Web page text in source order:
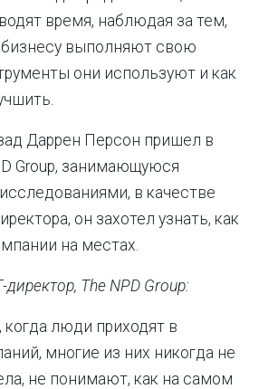
время, наблюдая за тем,
бизнесу выполняют свою
они используют и как
Даррен Персон пришел в
Group, занимающуюся
в качестве
он захотел узнать, как
на местах.
The NPD Group:
когда люди приходят в
многие из них никогда не
не понимают, как на самом